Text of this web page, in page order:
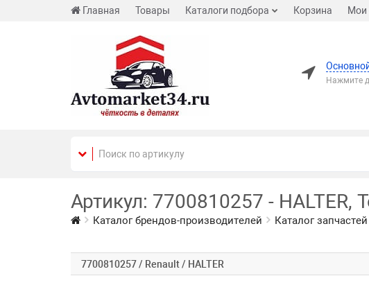
Главная Товары Каталоги подбора Корзина Мои
Нажмите
Артикул: 7700810257 - HALTER,
Каталог брендов-производителей Каталог
7700810257 / Renault / HALTER